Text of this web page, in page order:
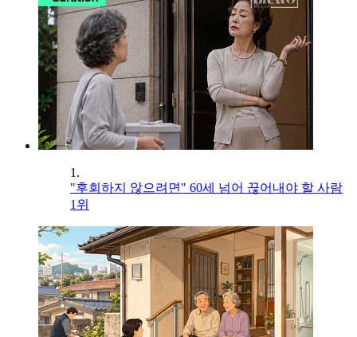
1.
"후회하지 않으려면" 60세 넘어 끊어내야 할 사람
1위